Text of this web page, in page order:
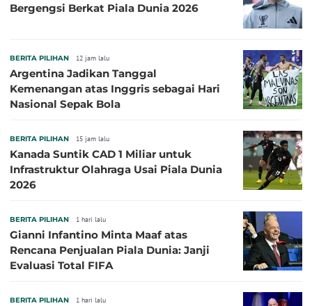
Bergengsi Berkat Piala Dunia 2026
BERITA PILIHAN 12 jam lalu
Argentina Jadikan Tanggal
Kemenangan atas Inggris sebagai Hari
Nasional Sepak Bola
BERITA PILIHAN 15 jam lalu
Kanada Suntik CAD 1 Miliar untuk
Infrastruktur Olahraga Usai Piala Dunia
2026
BERITA PILIHAN 1 hari lalu
Gianni Infantino Minta Maaf atas
Rencana Penjualan Piala Dunia: Janji
Evaluasi Total FIFA
BERITA PILIHAN 1 hari lalu